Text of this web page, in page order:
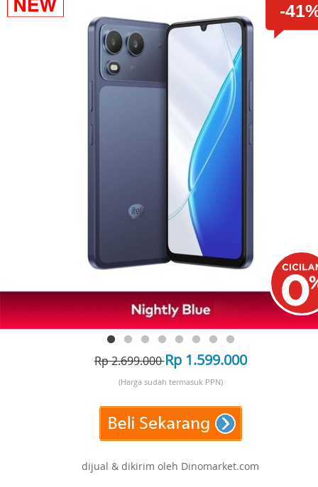
-
Rp 2.699.000Rp 1.599.000
(Harga sudah termasuk PPN)
dijual & dikirim oleh Dinomarket.com